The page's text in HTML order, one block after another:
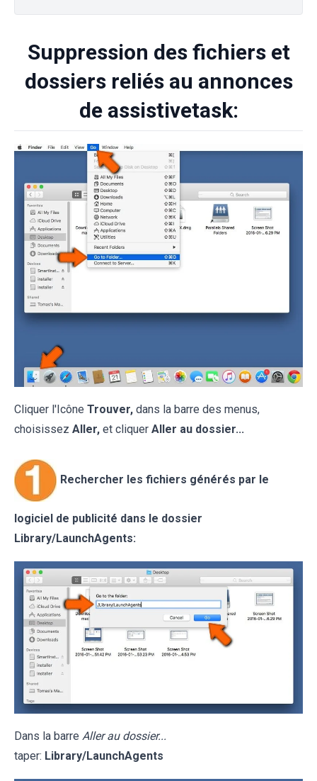
Suppression des fichiers et
dossiers reliés au annonces
de assistivetask:
Cliquer l'Icône Trouver, dans la barre des menus,
choisissez Aller, et cliquer Aller au dossier...
Rechercher les fichiers générés par le
logiciel de publicité dans le dossier
Library/LaunchAgents:
Dans la barre Aller au dossier...
taper: Library/LaunchAgents